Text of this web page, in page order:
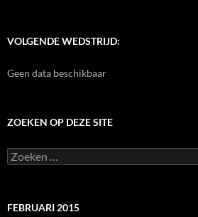
VOLGENDE WEDSTRIJD:
Geen data beschikbaar
ZOEKEN OP DEZE SITE
Zoeken
naar:
FEBRUARI 2015